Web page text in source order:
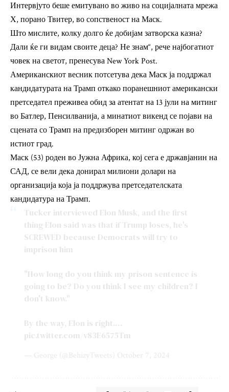
Интервјуто беше емитувано во живо на социјалната мрежа
Х, порано Твитер, во сопственост на Маск.
Што мислите, колку долго ќе добијам затворска казна?
Дали ќе ги видам своите деца? Не знам“, рече најбогатиот
човек на светот, пренесува New York Post.
Американскиот весник потсетува дека Маск ја поддржал
кандидатурата на Трамп откако поранешниот американски
претседател преживеа обид за атентат на 13 јули на митинг
во Батлер, Пенсилванија, а минатиот викенд се појави на
сцената со Трамп на предизборен митинг одржан во
истиот град.
Маск (53) роден во Јужна Африка, кој сега е државјанин на
САД, се вели дека донирал милиони долари на
организација која ја поддржува претседателската
кандидатура на Трамп.
Tucker interviewed Elon Musk, and the first
thing Elon said was that if Trump loses, he's
SCREWED because Democrats will try to
imprison him
"How long do you think my prison sentence is
going to be? Do you think I see my children? I
don't know."
By the way, Elon is right.…
pic.twitter.com/v83E6575Tm
— George (@BehizyTweets) October 7, 2024